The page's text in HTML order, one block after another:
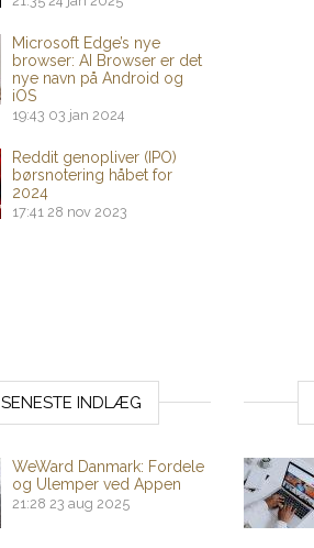
Microsoft Edge’s nye
browser: AI Browser er det
nye navn på Android og
iOS
19:43 03 jan 2024
Reddit genopliver (IPO)
børsnotering håbet for
2024
17:41 28 nov 2023
SENESTE INDLÆG
WeWard Danmark: Fordele
og Ulemper ved Appen
21:28 23 aug 2025